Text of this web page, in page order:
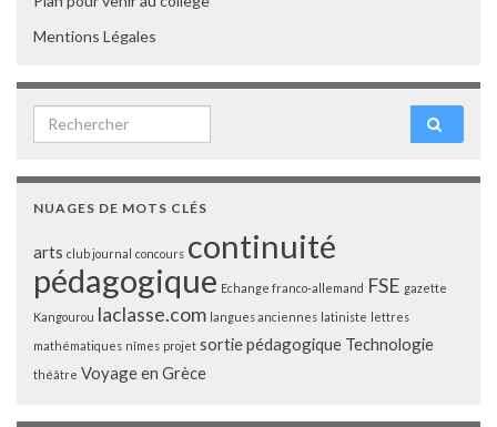
Mentions Légales
Search for:
NUAGES DE MOTS CLÉS
arts club journal concours continuité
pédagogique Echange franco-allemand FSE gazette
Kangourou laclasse.com langues anciennes latiniste lettres
mathématiques nîmes projet sortie pédagogique Technologie
théâtre Voyage en Grèce